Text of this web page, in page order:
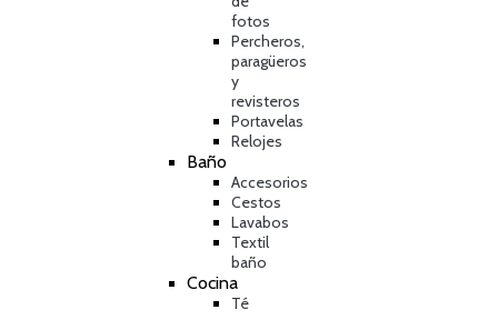
fotos
Percheros,
paragüeros
y
revisteros
Portavelas
Relojes
Baño
Accesorios
Cestos
Lavabos
Textil
baño
Cocina
Té